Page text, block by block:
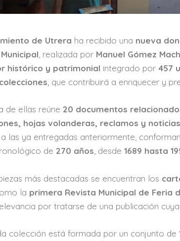
de Utrera ha recibido una nueva
, realizada por Manuel Gómez
histórico y patrimonial integrado por457
, que contribuirá a enriquecer y
de ellas reúne20 documentos
hojas volanderas, reclamos y noticias
las ya entregadas anteriormente,
de270 años, desde1689 hasta
más destacadas se encuentran los
la primera Revista Municipal de Feria
por tratarse de una publicación
colección está formada por un conjunto de